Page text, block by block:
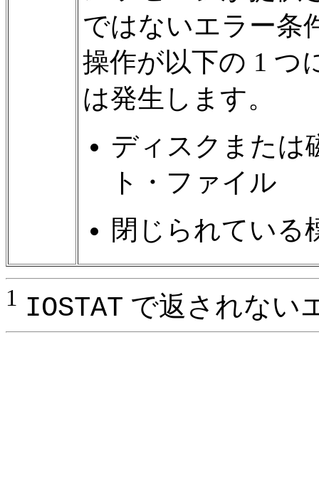
ではないエラー条
操作が以下の 1 つ
は発生します。
ディスクまたは
ト・ファイル
閉じられている
1 IOSTAT で返されない